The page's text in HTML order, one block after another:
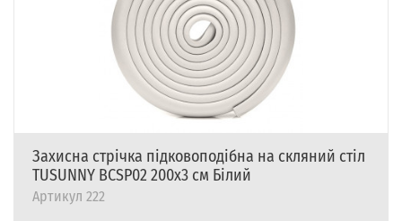
Захисна стрічка підковоподібна на скляний стіл
TUSUNNY BCSP02 200х3 см Білий
Артикул 222